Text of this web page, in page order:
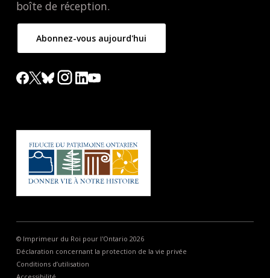
boîte de réception.
Abonnez-vous aujourd'hui
© Imprimeur du Roi pour l'Ontario 2026
Déclaration concernant la protection de la vie privée
Conditions d’utilisation